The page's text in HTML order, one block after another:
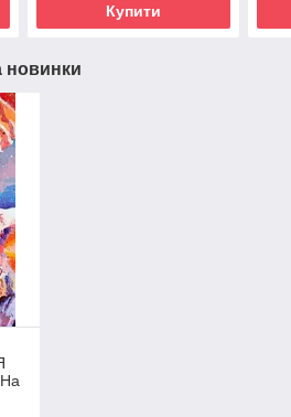
Купити
новинки